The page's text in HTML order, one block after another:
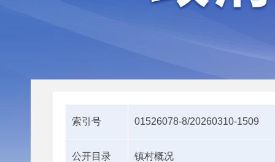
索引号 01526078-8/20260310-1509
公开目录 镇村概况